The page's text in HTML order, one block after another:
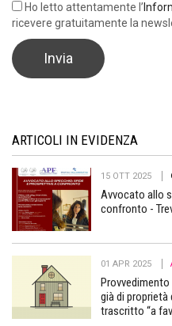
Ho letto attentamente l’
ricevere gratuitamente la
ARTICOLI IN EVIDENZA
15 OTT 2025
Avvocato allo
confronto -
01 APR 2025
già di proprietà
trascritto “a